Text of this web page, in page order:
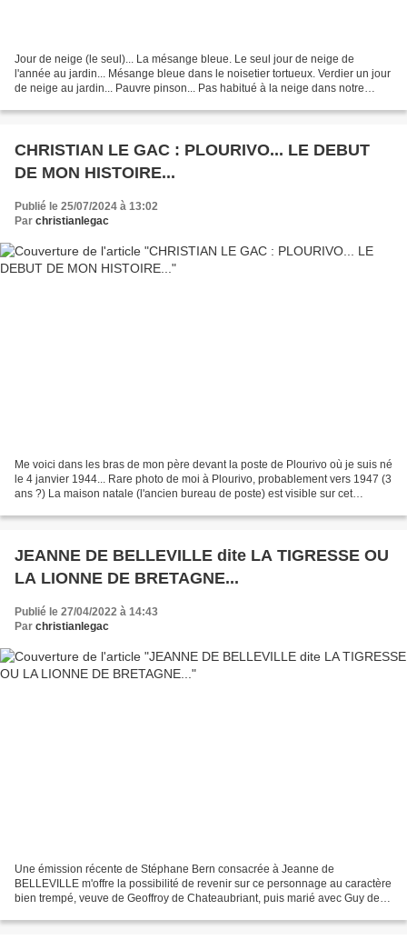
Jour de neige (le seul)... La mésange bleue. Le seul jour de neige de
l'année au jardin... Mésange bleue dans le noisetier tortueux. Verdier un jour
de neige au jardin... Pauvre pinson... Pas habitué à la neige dans notre
CHRISTIAN LE GAC : PLOURIVO... LE DEBUT
DE MON HISTOIRE...
Publié le 25/07/2024 à 13:02
Par christianlegac
Me voici dans les bras de mon père devant la poste de Plourivo où je suis né
le 4 janvier 1944... Rare photo de moi à Plourivo, probablement vers 1947 (3
ans ?) La maison natale (l'ancien bureau de poste) est visible sur cet
JEANNE DE BELLEVILLE dite LA TIGRESSE OU
LA LIONNE DE BRETAGNE...
Publié le 27/04/2022 à 14:43
Par christianlegac
Une émission récente de Stéphane Bern consacrée à Jeanne de
BELLEVILLE m'offre la possibilité de revenir sur ce personnage au caractère
bien trempé, veuve de Geoffroy de Chateaubriant, puis marié avec Guy de